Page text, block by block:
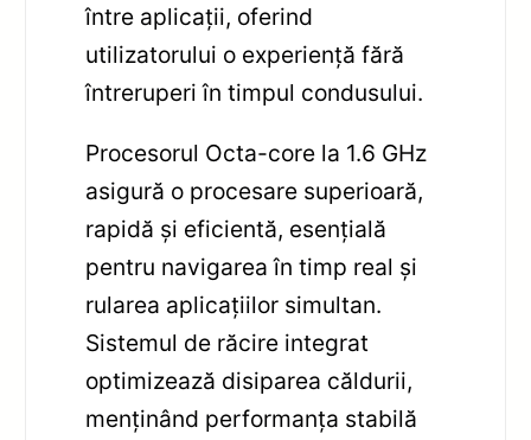
între aplicații, oferind
utilizatorului o experiență fără
întreruperi în timpul condusului.
Procesorul Octa-core la 1.6 GHz
asigură o procesare superioară,
rapidă și eficientă, esențială
pentru navigarea în timp real și
rularea aplicațiilor simultan.
Sistemul de răcire integrat
optimizează disiparea căldurii,
menținând performanța stabilă